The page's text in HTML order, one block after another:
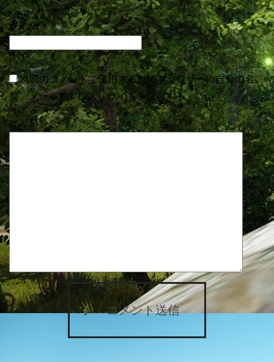
ウェブサイト
次回のコメントで使用するためブラウザーに自分の名
前、メールアドレス、サイトを保存する。
コメント
コメント送信